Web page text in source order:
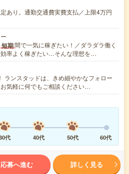
あり。通勤交通費実費支払／上限4万円
短期間で一気に稼ぎたい！／ダラダラ働く
効率よく稼ぎたい…そんな理想を…
ランスタッドは、きめ細やかなフォロー
気軽に何でもご相談ください…
代 40代 50代 60代
応募へ進む 詳しく見る